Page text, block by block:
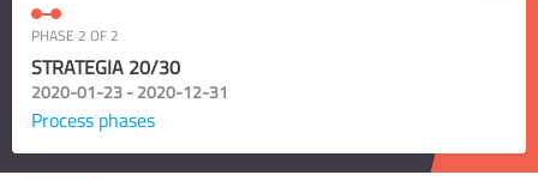
PHASE 2 OF 2
STRATEGIA 20/30
2020-01-23 - 2020-12-31
Process phases